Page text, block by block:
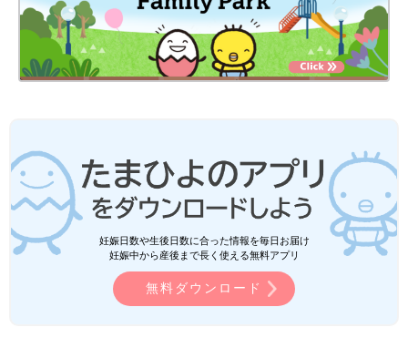
妊娠日数や生後日数に合った情報を毎日お届け
妊娠中から産後まで長く使える無料アプリ
無料ダウンロード